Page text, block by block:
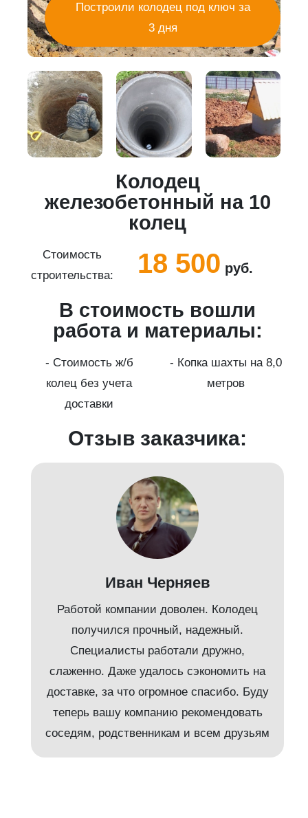
Построили колодец под ключ за
3 дня
Колодец
железобетонный на 10
колец
Стоимость
строительства:
18 500 руб.
В стоимость вошли
работа и материалы:
- Стоимость ж/б
колец без учета
доставки
- Копка шахты на 8,0
метров
Отзыв заказчика:
Иван Черняев
Работой компании доволен. Колодец
получился прочный, надежный.
Специалисты работали дружно,
слаженно. Даже удалось сэкономить на
доставке, за что огромное спасибо. Буду
теперь вашу компанию рекомендовать
соседям, родственникам и всем друзьям